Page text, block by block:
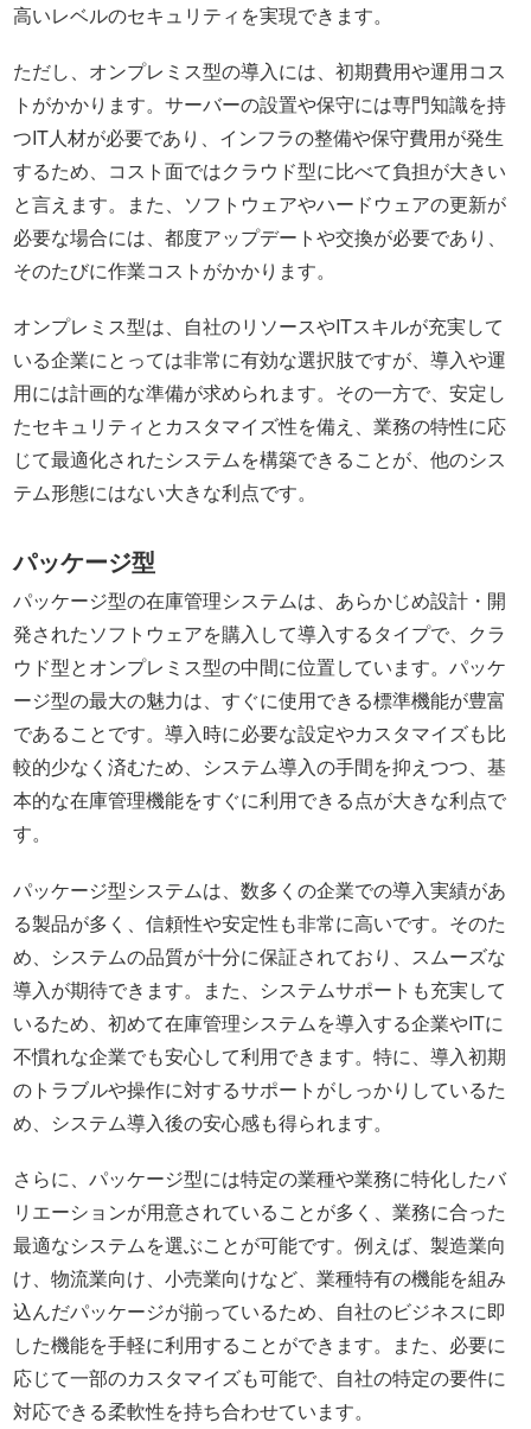
高いレベルのセキュリティを実現できます。
ただし、オンプレミス型の導入には、初期費用や運用コス
トがかかります。サーバーの設置や保守には専門知識を持
つIT人材が必要であり、インフラの整備や保守費用が発生
するため、コスト面ではクラウド型に比べて負担が大きい
と言えます。また、ソフトウェアやハードウェアの更新が
必要な場合には、都度アップデートや交換が必要であり、
そのたびに作業コストがかかります。
オンプレミス型は、自社のリソースやITスキルが充実して
いる企業にとっては非常に有効な選択肢ですが、導入や運
用には計画的な準備が求められます。その一方で、安定し
たセキュリティとカスタマイズ性を備え、業務の特性に応
じて最適化されたシステムを構築できることが、他のシス
テム形態にはない大きな利点です。
パッケージ型
パッケージ型の在庫管理システムは、あらかじめ設計・開
発されたソフトウェアを購入して導入するタイプで、クラ
ウド型とオンプレミス型の中間に位置しています。パッケ
ージ型の最大の魅力は、すぐに使用できる標準機能が豊富
であることです。導入時に必要な設定やカスタマイズも比
較的少なく済むため、システム導入の手間を抑えつつ、基
本的な在庫管理機能をすぐに利用できる点が大きな利点で
す。
パッケージ型システムは、数多くの企業での導入実績があ
る製品が多く、信頼性や安定性も非常に高いです。そのた
め、システムの品質が十分に保証されており、スムーズな
導入が期待できます。また、システムサポートも充実して
いるため、初めて在庫管理システムを導入する企業やITに
不慣れな企業でも安心して利用できます。特に、導入初期
のトラブルや操作に対するサポートがしっかりしているた
め、システム導入後の安心感も得られます。
さらに、パッケージ型には特定の業種や業務に特化したバ
リエーションが用意されていることが多く、業務に合った
最適なシステムを選ぶことが可能です。例えば、製造業向
け、物流業向け、小売業向けなど、業種特有の機能を組み
込んだパッケージが揃っているため、自社のビジネスに即
した機能を手軽に利用することができます。また、必要に
応じて一部のカスタマイズも可能で、自社の特定の要件に
対応できる柔軟性を持ち合わせています。